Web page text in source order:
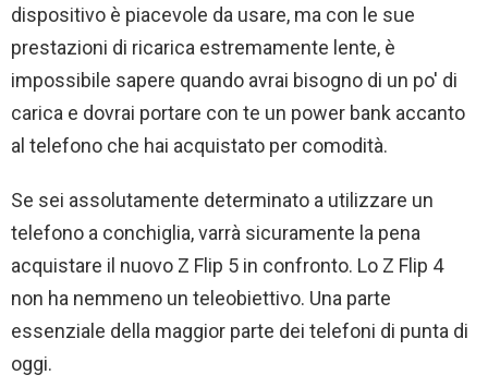
dispositivo è piacevole da usare, ma con le sue
prestazioni di ricarica estremamente lente, è
impossibile sapere quando avrai bisogno di un po' di
carica e dovrai portare con te un power bank accanto
al telefono che hai acquistato per comodità.
Se sei assolutamente determinato a utilizzare un
telefono a conchiglia, varrà sicuramente la pena
acquistare il nuovo Z Flip 5 in confronto. Lo Z Flip 4
non ha nemmeno un teleobiettivo. Una parte
essenziale della maggior parte dei telefoni di punta di
oggi.